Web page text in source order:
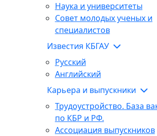
Наука и университеты
Совет молодых ученых и
специалистов
Известия КБГАУ
Русский
Английский
Карьера и выпускники
Трудоустройство. База
по КБР и РФ.
Ассоциация выпускников